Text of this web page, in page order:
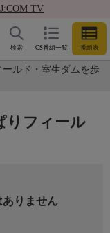
TV
CS番組一覧 番組表
検索
ルド・室生ダムを歩
りフィール
りません